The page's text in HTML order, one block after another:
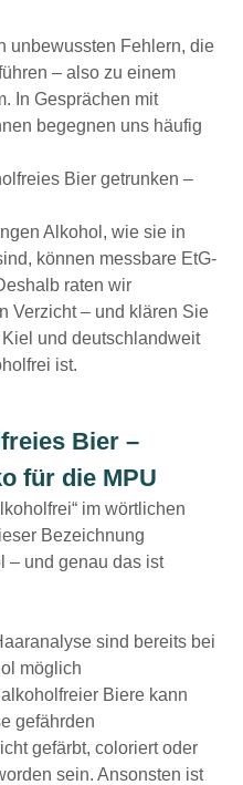
unbewussten Fehlern, die
– also zu einem
In Gesprächen mit
begegnen uns häufig
Bier getrunken –
Alkohol, wie sie in
können messbare EtG-
raten wir
Verzicht – und klären Sie
und deutschlandweit
ist.
Bier –
für die MPU
im wörtlichen
Bezeichnung
– und genau das ist
sind bereits bei
möglich
Biere kann
gefährden
gefärbt, coloriert oder
sein. Ansonsten ist